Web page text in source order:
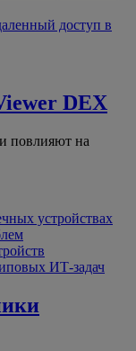
доступ в
DEX
повлияют на
устройствах
ИТ-задач